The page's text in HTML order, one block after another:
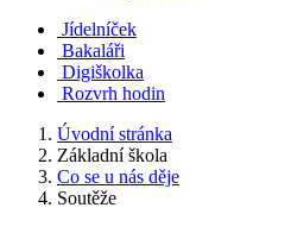
Jídelníček
Bakaláři
Digiškolka
Rozvrh hodin
Úvodní stránka
Základní škola
Co se u nás děje
Soutěže